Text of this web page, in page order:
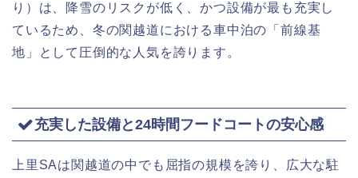
り）は、降雪のリスクが低く、かつ設備が最も充実し
ているため、冬の関越道における車中泊の「前線基
地」として圧倒的な人気を誇ります。
充実した設備と24時間フードコートの安心感
上里SAは関越道の中でも屈指の規模を誇り、広大な駐